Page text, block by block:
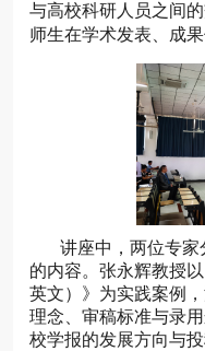
与高校科研人员之间
师生在学术发表、成
讲座中，两位专家
的内容。张永辉教授
英文）》为实践案例
理念、审稿标准与录
校学报的发展方向与